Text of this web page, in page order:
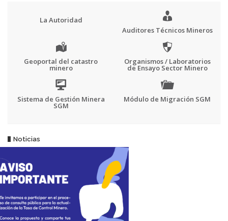
La Autoridad
Auditores Técnicos Mineros
Geoportal del catastro
minero
Organismos / Laboratorios
de Ensayo Sector Minero
Sistema de Gestión Minera
SGM
Módulo de Migración SGM
Noticias